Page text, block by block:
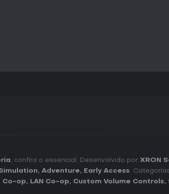
, confira o essencial. Desenvolvido por XRON
, Adventure, Early Access.
Co-op, LAN Co-op, Custom Volume Controls,